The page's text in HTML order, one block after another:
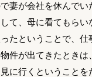
妻が会社を休んでい
て、母に看てもらい
たということで、仕
件が出てきたときは
に行くということを